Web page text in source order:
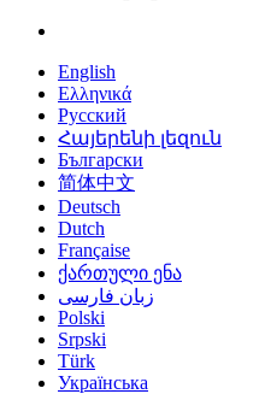
English
Ελληνικά
Русский
Հայերենի լեզուն
Български
简体中文
Deutsch
Dutch
Française
ქართული ენა
زبان فارسی
Polski
Srpski
Türk
Українська